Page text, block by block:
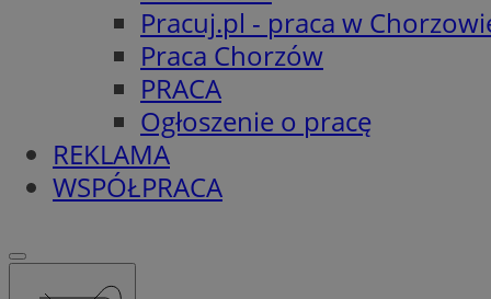
Pracuj.pl - praca w
Praca Chorzów
PRACA
Ogłoszenie o pracę
REKLAMA
WSPÓŁPRACA